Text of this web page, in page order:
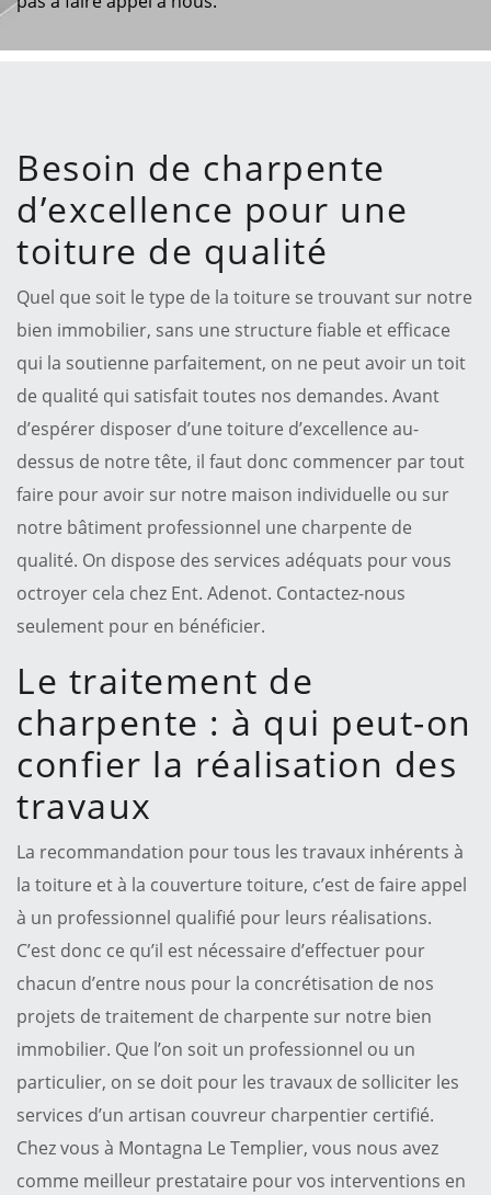
Besoin de charpente
d’excellence pour une
toiture de qualité
Quel que soit le type de la toiture se trouvant sur notre
bien immobilier, sans une structure fiable et efficace
qui la soutienne parfaitement, on ne peut avoir un toit
de qualité qui satisfait toutes nos demandes. Avant
d’espérer disposer d’une toiture d’excellence au-
dessus de notre tête, il faut donc commencer par tout
faire pour avoir sur notre maison individuelle ou sur
notre bâtiment professionnel une charpente de
qualité. On dispose des services adéquats pour vous
octroyer cela chez Ent. Adenot. Contactez-nous
seulement pour en bénéficier.
Le traitement de
charpente : à qui peut-on
confier la réalisation des
travaux
La recommandation pour tous les travaux inhérents à
la toiture et à la couverture toiture, c’est de faire appel
à un professionnel qualifié pour leurs réalisations.
C’est donc ce qu’il est nécessaire d’effectuer pour
chacun d’entre nous pour la concrétisation de nos
projets de traitement de charpente sur notre bien
immobilier. Que l’on soit un professionnel ou un
particulier, on se doit pour les travaux de solliciter les
services d’un artisan couvreur charpentier certifié.
Chez vous à Montagna Le Templier, vous nous avez
comme meilleur prestataire pour vos interventions en